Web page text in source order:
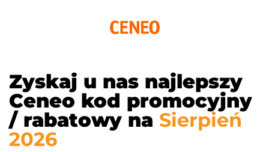
Zyskaj u nas najlepszy
Ceneo kod promocyjny
/ rabatowy na Sierpień
2026